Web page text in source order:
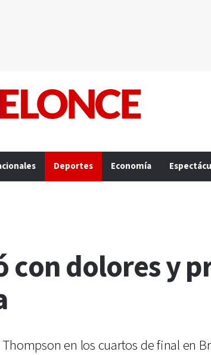
Deportes Economía
dolores y
en los cuartos de final en